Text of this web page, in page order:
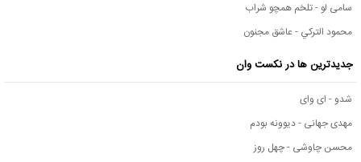
سامی لو - تلخم همچو شراب
محمود التركي - عاشق مجنون
جدیدترین ها در نکست وان
شدو - ای وای
مهدی جهانی - دیوونه بودم
محسن چاوشی - چهل روز